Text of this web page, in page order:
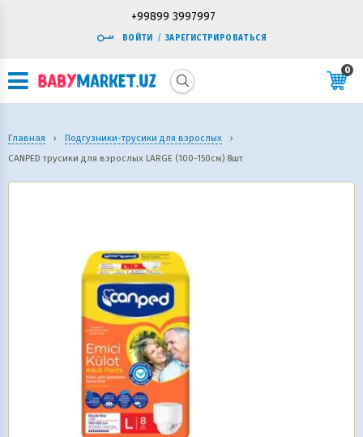
+99899 3997997
ВОЙТИ / ЗАРЕГИСТРИРОВАТЬСЯ
0
Главная › Подгузники-трусики для взрослых
›
CANPED трусики для взрослых LARGE (100-150см) 8шт